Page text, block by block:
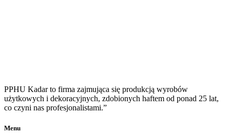
PPHU Kadar to firma zajmująca się produkcją wyrobów
użytkowych i dekoracyjnych, zdobionych haftem od ponad 25 lat,
co czyni nas profesjonalistami.”
Menu